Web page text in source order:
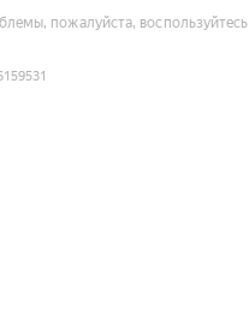
пожалуйста, воспользуйтесь